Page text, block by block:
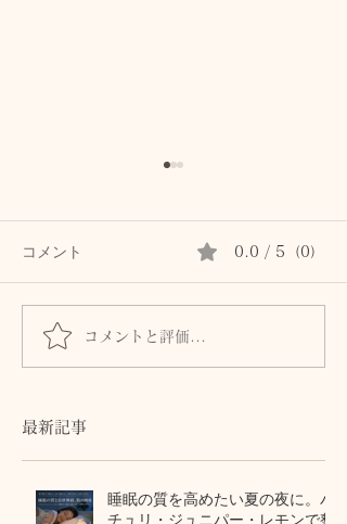
首専用クリームは続かな
かった私が、植物油で続
区別しないアロマスキン
コメント 0.0 / 5（0）
コメントと評価...
最新記事
睡眠の質を高めたい夏の夜に。パ
チュリ・ジュニパー・レモンで整